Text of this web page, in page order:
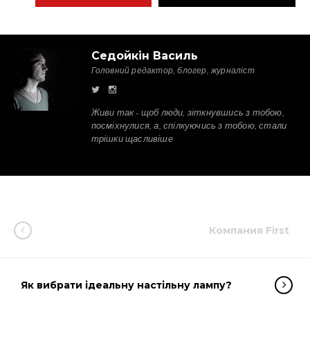
Седойкін Василь
Головний редактор, блогер, журналіст
Живи так - щоб люди, зіткнувшись з тобою,
посміхнулися, а, спілкуючись з тобою, стали
трішки щасливіше
Компания First
Як вибрати ідеальну настільну лампу?